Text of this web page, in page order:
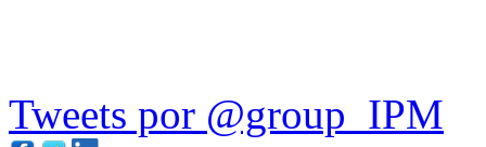
Tweets por @group_IPM